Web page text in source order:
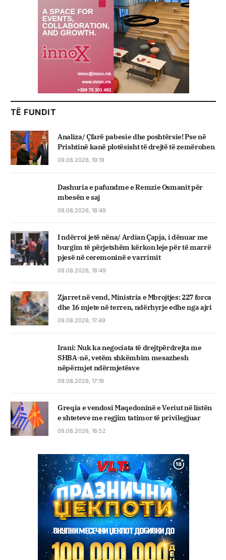
TË FUNDIT
Analiza/ Çfarë pabesie dhe poshtërsie! Pse në
Prishtinë kanë plotësisht të drejtë të zemërohen
09.08.2026, 19:19
Dashuria e pafundme e Remzie Osmanit për
mbesën e saj
09.08.2026, 18:49
I ndërroi jetë nëna/ Ardian Çapja, i dënuar me
burgim të përjetshëm kërkon leje për të marrë
pjesë në ceremoninë e varrimit
09.08.2026, 18:49
Zjarret në vend, Ministria e Mbrojtjes: 227 forca
dhe 16 mjete në terren, ndërhyrje edhe nga ajri
09.08.2026, 17:49
Irani: Nuk ka negociata të drejtpërdrejta me
SHBA-në, vetëm shkëmbim mesazhesh
nëpërmjet ndërmjetësve
09.08.2026, 17:19
Greqia e vendosi Maqedoninë e Veriut në listën
e shteteve me regjim tatimor të privilegjuar
09.08.2026, 16:52